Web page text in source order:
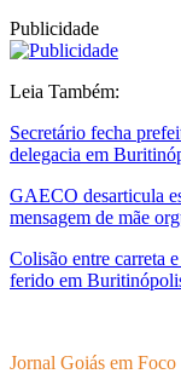
Publicidade
Leia Também:
Secretário fecha
delegacia em
GAECO desarticula
mensagem de mãe
Colisão entre carreta
ferido em
Jornal Goiás em Foco